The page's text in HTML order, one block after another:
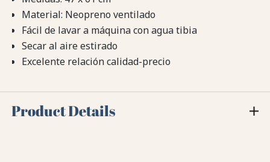
Material: Neopreno ventilado
Fácil de lavar a máquina con agua tibia
Secar al aire estirado
Excelente relación calidad-precio
Product Details